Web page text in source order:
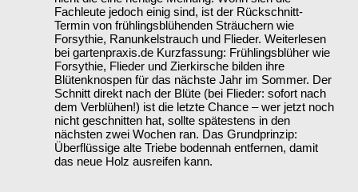
Fachleute jedoch einig sind, ist der Rückschnitt-
Termin von frühlingsblühenden Sträuchern wie
Forsythie, Ranunkelstrauch und Flieder. Weiterlesen
bei gartenpraxis.de Kurzfassung: Frühlingsblüher wie
Forsythie, Flieder und Zierkirsche bilden ihre
Blütenknospen für das nächste Jahr im Sommer. Der
Schnitt direkt nach der Blüte (bei Flieder: sofort nach
dem Verblühen!) ist die letzte Chance – wer jetzt noch
nicht geschnitten hat, sollte spätestens in den
nächsten zwei Wochen ran. Das Grundprinzip:
Überflüssige alte Triebe bodennah entfernen, damit
das neue Holz ausreifen kann.